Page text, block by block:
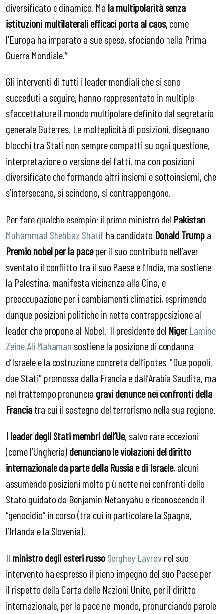
diversificato e dinamico. Ma la multipolaritàsenza
istituzioni multilaterali efficaci porta al caos, come
l'Europa ha imparato a sue spese, sfociando nella Prima
Guerra Mondiale.”
Gli interventi di tutti i leader mondiali che si sono
succeduti a seguire, hanno rappresentato in multiple
sfaccettature il mondo multipolare definito dal segretario
generale Guterres. Le molteplicità di posizioni, disegnano
blocchi tra Stati non sempre compatti su ogni questione,
interpretazione o versione dei fatti, ma con posizioni
diversificate che formando altri insiemi e sottoinsiemi, che
s’intersecano, si scindono, si contrappongono.
Per fare qualche esempio: il primo ministro del Pakistan
Muhammad Shehbaz Sharif ha candidato Donald Trumpa
Premio nobel per la paceper il suo contributo nell’aver
sventato il conflitto tra il suo Paese e l’India, ma sostiene
la Palestina, manifesta vicinanza alla Cina, e
preoccupazione per i cambiamenti climatici, esprimendo
dunque posizioni politiche in netta contrapposizione al
leader che propone al Nobel. Il presidente del Niger Lamine
Zeine Ali Mahaman sostiene la posizione di condanna
d’Israele e la costruzione concreta dell’ipotesi "Due popoli,
due Stati" promossa dalla Francia e dall’Arabia Saudita, ma
nel frattempo pronuncia gravi denunce nei confronti della
Franciatra cui il sostegno del terrorismo nella sua regione.
I leader degli Stati membri dell’Ue, salvo rare eccezioni
(come l’Ungheria)denunciano le violazioni del diritto
internazionale da parte della Russia e di Israele, alcuni
assumendo posizioni molto più nette nei confronti dello
Stato guidato da Benjamin Netanyahu e riconoscendo il
“genocidio” in corso (tra cui in particolare la Spagna,
l’Irlanda e la Slovenia).
Il ministro degli esteri russoSerghey Lavrovnel suo
intervento ha espresso il pieno impegno del suo Paese per
il rispetto della Carta delle Nazioni Unite, per il diritto
internazionale, per la pace nel mondo, pronunciando parole